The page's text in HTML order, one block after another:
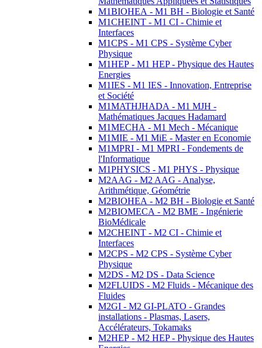
M1BIOHEA - M1 BH - Biologie et Santé
M1CHEINT - M1 CI - Chimie et
Interfaces
M1CPS - M1 CPS - Système Cyber
Physique
M1HEP - M1 HEP - Physique des Hautes
Energies
M1IES - M1 IES - Innovation, Entreprise
et Société
M1MATHJHADA - M1 MJH -
Mathématiques Jacques Hadamard
M1MECHA - M1 Mech - Mécanique
M1MIE - M1 MiE - Master en Economie
M1MPRI - M1 MPRI - Fondements de
l'Informatique
M1PHYSICS - M1 PHYS - Physique
M2AAG - M2 AAG - Analyse,
Arithmétique, Géométrie
M2BIOHEA - M2 BH - Biologie et Santé
M2BIOMECA - M2 BME - Ingénierie
BioMédicale
M2CHEINT - M2 CI - Chimie et
Interfaces
M2CPS - M2 CPS - Système Cyber
Physique
M2DS - M2 DS - Data Science
M2FLUIDS - M2 Fluids - Mécanique des
Fluides
M2GI - M2 GI-PLATO - Grandes
installations - Plasmas, Lasers,
Accélérateurs, Tokamaks
M2HEP - M2 HEP - Physique des Hautes